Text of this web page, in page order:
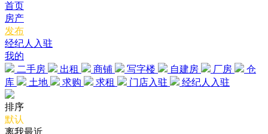
首页
房产
发布
经纪人入驻
我的
二手房
出租 商铺 写字楼 自建房 厂房
仓
库
土地 求购 求租 门店入驻 经纪人入驻
排序
默认
离我最近